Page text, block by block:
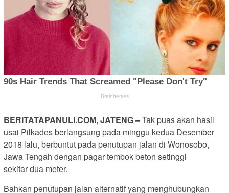
BERITATAPANULI.COM, JATENG –Tak puas akan hasil
usai Pilkades berlangsung pada minggu kedua Desember
2018 lalu, berbuntut pada penutupan jalan di Wonosobo,
Jawa Tengah dengan pagar tembok beton setinggi
sekitar dua meter.
Bahkan penutupan jalan alternatif yang menghubungkan